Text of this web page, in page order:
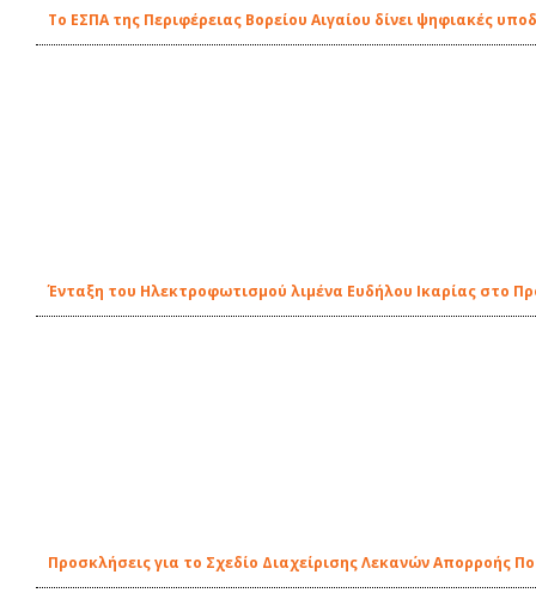
Το ΕΣΠΑ της Περιφέρειας Βορείου Αιγαίου δίνει ψηφιακές
Ένταξη του Ηλεκτροφωτισμού λιμένα Ευδήλου Ικαρίας στο
Προσκλήσεις για το Σχεδίο Διαχείρισης Λεκανών Απορροής